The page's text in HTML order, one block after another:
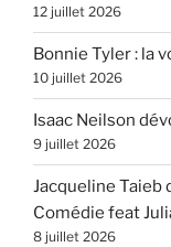
12 juillet 2026
Bonnie Tyler : la
10 juillet 2026
Isaac Neilson
9 juillet 2026
Jacqueline Taieb
Comédie feat
8 juillet 2026